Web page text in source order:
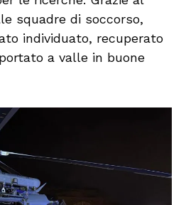
squadre di soccorso,
individuato, recuperato
a valle in buone